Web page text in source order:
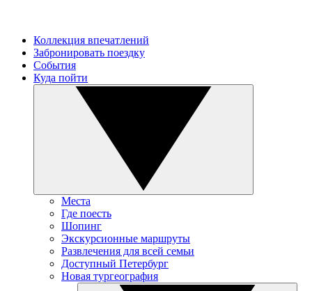
Коллекция впечатлений
Забронировать поездку
События
Куда пойти
Места
Где поесть
Шопинг
Экскурсионные маршруты
Развлечения для всей семьи
Доступный Петербург
Новая тургеография